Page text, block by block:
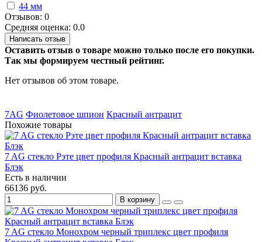
44 мм
Отзывов: 0
Средняя оценка: 0.0
Написать отзыв
Оставить отзыв о товаре можно только после его покупки.
Так мы формируем честный рейтинг.
Нет отзывов об этом товаре.
7AG Фиолетовое шпион Красный антрацит
Похожие товары
7 AG стекло Рэте цвет профиля Красный антрацит вставка
Блэк
Есть в наличии
66136 руб.
В корзину
7 AG стекло Монохром черный триплекс цвет профиля